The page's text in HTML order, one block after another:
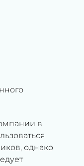
в
однако